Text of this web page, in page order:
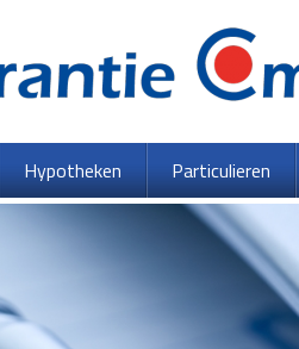
Hypotheken Particulieren